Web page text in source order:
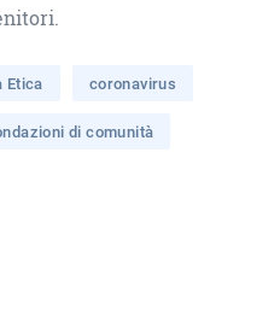
Etica coronavirus
di comunità